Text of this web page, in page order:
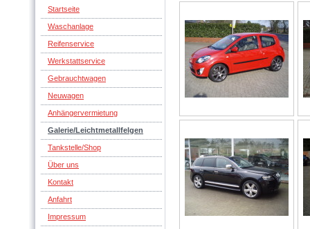
Startseite
Waschanlage
Reifenservice
Werkstattservice
Gebrauchtwagen
Neuwagen
Anhängervermietung
Galerie/Leichtmetallfelgen
Tankstelle/Shop
Über uns
Kontakt
Anfahrt
Impressum